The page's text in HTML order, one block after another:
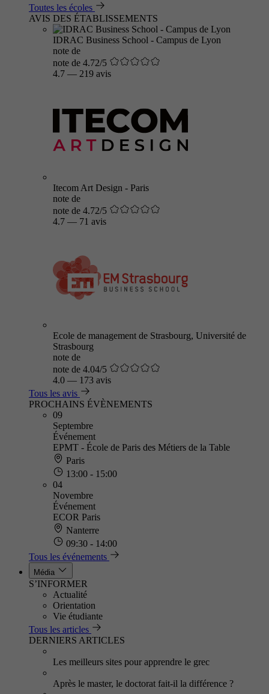
Toutes les écoles
AVIS DES ÉTABLISSEMENTS
IDRAC Business School - Campus de Lyon
note de
note de 4.72/5
4.7 — 219 avis
Itecom Art Design - Paris
note de
note de 4.72/5
4.7 — 71 avis
Ecole de management de Strasbourg, Université de
Strasbourg
note de
note de 4.04/5
4.0 — 173 avis
Tous les avis
PROCHAINS ÉVÈNEMENTS
09
Septembre
Événement
EPMT - École de Paris des Métiers de la Table
Paris
13:00 - 15:00
04
Novembre
Événement
ECOR Paris
Nanterre
09:30 - 14:00
Tous les événements
Média
S’INFORMER
Actualité
Orientation
Vie étudiante
Tous les articles
DERNIERS ARTICLES
Les meilleurs sites pour apprendre le grec
Après le master, le doctorat fait-il la différence ?